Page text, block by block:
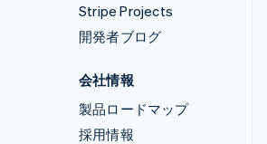
Stripe Projects
開発者ブログ
会社情報
製品ロードマップ
採用情報